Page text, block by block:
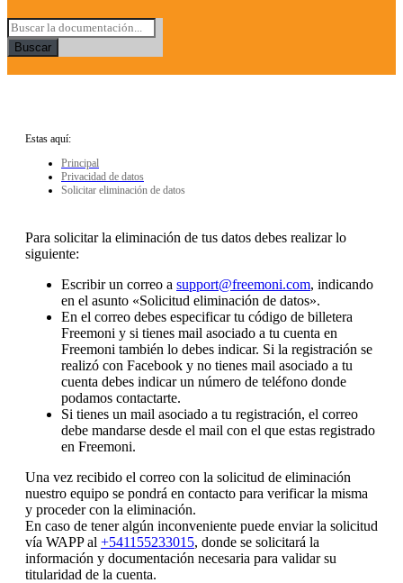
Buscar
Estas aquí:
Principal
Privacidad de datos
Solicitar eliminación de datos
Para solicitar la eliminación de tus datos debes realizar lo
siguiente:
Escribir un correo a support@freemoni.com, indicando
en el asunto «Solicitud eliminación de datos».
En el correo debes especificar tu código de billetera
Freemoni y si tienes mail asociado a tu cuenta en
Freemoni también lo debes indicar. Si la registración se
realizó con Facebook y no tienes mail asociado a tu
cuenta debes indicar un número de teléfono donde
podamos contactarte.
Si tienes un mail asociado a tu registración, el correo
debe mandarse desde el mail con el que estas registrado
en Freemoni.
Una vez recibido el correo con la solicitud de eliminación
nuestro equipo se pondrá en contacto para verificar la misma
y proceder con la eliminación.
En caso de tener algún inconveniente puede enviar la solicitud
vía WAPP al +541155233015, donde se solicitará la
información y documentación necesaria para validar su
titularidad de la cuenta.